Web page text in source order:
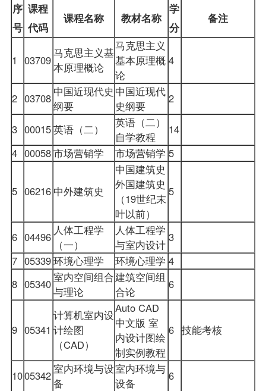
序
号
课程
代码
课程名称 教材名称
学
分
备注
1 03709
马克思主义基
本原理概论
马克思主义
基本原理概
论
4
2 03708 中国近现代史
纲要
中国近现代
史纲要
2
3 00015英语（二）
英语（二）
自学教程
14
4 00058市场营销学 市场营销学 5
5 06216 中外建筑史
中国建筑史
外国建筑史
（19世纪末
叶以前）
5
6 04496 人体工程学
（一）
人体工程学
与室内设计
3
7 05339环境心理学 环境心理学 4
8 05340室内空间组合
与理论
建筑空间组
合论
6
9 05341
计算机室内设
计绘图
（CAD）
Auto CAD
中文版 室
内设计图绘
制实例教程
6 技能考核
1005342室内环境与设
备
室内环境与
设备
6